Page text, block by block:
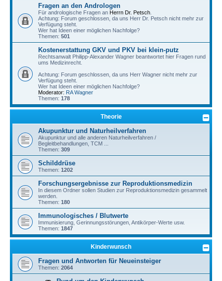
Fragen an den Andrologen
Für andrologische Fragen an Herrn Dr. Petsch
Achtung: Forum geschlossen, da uns Herr Dr. Petsch nicht mehr zur
Verfügung steht.
Wer hat Ideen einer möglichen Nachfolge?
Themen: 501
Kostenerstattung GKV und PKV bei klein-putz
Rechtsanwalt Philipp-Alexander Wagner beantwortet hier Fragen rund
ums Medizinrecht.
Achtung: Forum geschlossen, da uns Herr Wagner nicht mehr zur
Verfügung steht.
Wer hat Ideen einer möglichen Nachfolge?
Moderator: RA Wagner
Themen: 178
Theorie
Akupunktur und Naturheilverfahren
Akupunktur und alle anderen Naturheilverfahren /
Begleitbehandlungen, TCM ...
Themen: 309
Schilddrüse
Themen: 1202
Forschungsergebnisse zur Reproduktionsmedizin
In diesem Ordner sollen Studien zur Reproduktionsmedizin gesammelt
werden.
Themen: 180
Immunologisches / Blutwerte
Immunisierung, Gerinnungsstörungen, Antikörper-Werte usw.
Themen: 1847
Kinderwunsch
Fragen und Antworten für Neueinsteiger
Themen: 2064